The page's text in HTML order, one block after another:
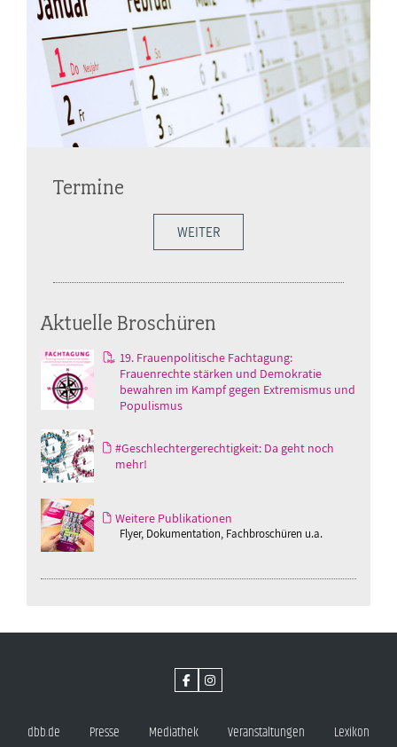
Termine
WEITER
Aktuelle Broschüren
19. Frauenpolitische Fachtagung:
Frauenrechte stärken und Demokratie
bewahren im Kampf gegen Extremismus und
Populismus
#Geschlechtergerechtigkeit: Da geht noch
mehr!
Weitere Publikationen
Flyer, Dokumentation, Fachbroschüren u.a.
dbb.de Presse Mediathek Veranstaltungen Lexikon